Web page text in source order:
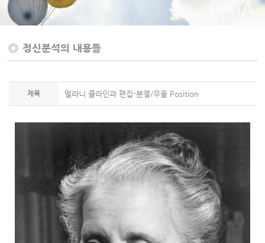
정신분석의 내용들
제목 멜라니 클라인과 편집-분열/우울 Position